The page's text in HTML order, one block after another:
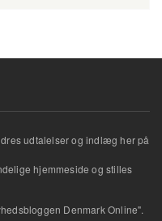
udtalelser og indlæg her på
hjemmeside og stilles
Denmark Online".